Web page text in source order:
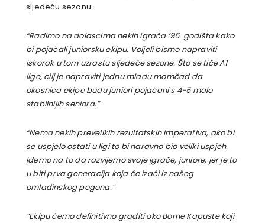
sljedeću sezonu:
“Radimo na dolascima nekih igrača ’96. godišta kako
bi pojačali juniorsku ekipu. Voljeli bismo napraviti
iskorak u tom uzrastu sljedeće sezone. Što se tiče A1
lige, cilj je napraviti jednu mladu momčad da
okosnica ekipe budu juniori pojačani s 4-5 malo
stabilnijih seniora.”
“Nema nekih prevelikih rezultatskih imperativa, ako bi
se uspjelo ostati u ligi to bi naravno bio veliki uspjeh.
Idemo na to da razvijemo svoje igrače, juniore, jer je to
u biti prva generacija koja će izaći iz našeg
omladinskog pogona.“
“Ekipu ćemo definitivno graditi oko Borne Kapuste koji